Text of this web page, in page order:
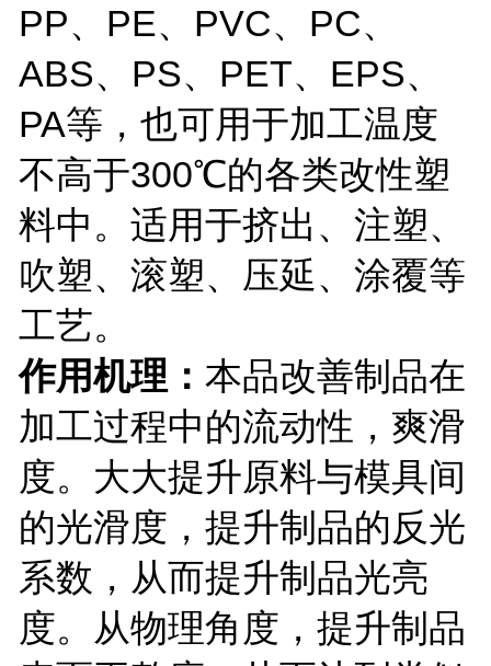
PP、PE、PVC、PC、
ABS、PS、 PET、EPS、
PA等，也可用于加工温度
不高于300℃的各类改性塑
料中。适用于挤出、注塑、
吹塑、滚塑、压延、涂覆等
工艺。
作用机理： 本品改善制品在
加工过程中的流动性，爽滑
度。大大提升原料与模具间
的光滑度，提升制品的反光
系数，从而提升制品光亮
度。从物理角度，提升制品